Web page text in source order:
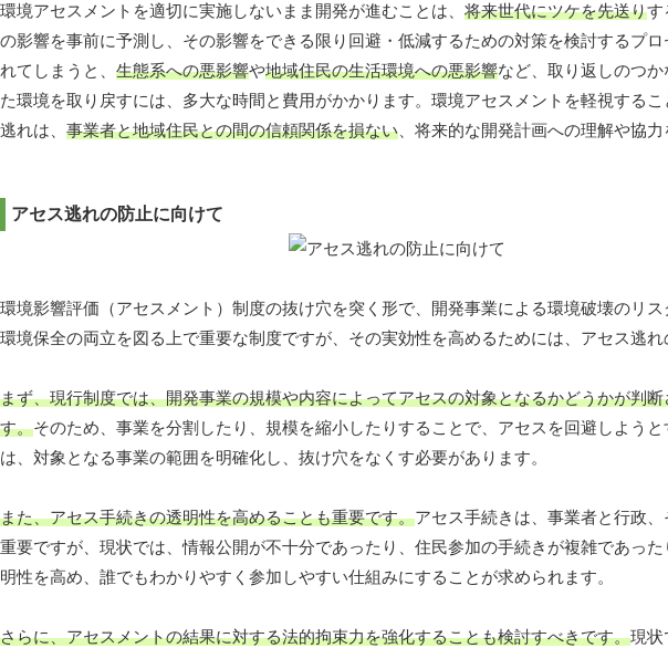
環境アセスメントを適切に実施しないまま開発が進むことは、 将来世代にツケを先送りす
の影響を事前に予測し、その影響をできる限り回避・低減するための対策を検討するプ
れてしまうと、 生態系への悪影響や地域住民の生活環境への悪影響など、取り返しのつ
た環境を取り戻すには、多大な時間と費用がかかります。環境アセスメントを軽視するこ
逃れは、 事業者と地域住民との間の信頼関係を損ない 、将来的な開発計画への理解や協
アセス逃れの防止に向けて
環境影響評価（アセスメント）制度の抜け穴を突く形で、開発事業による環境破壊のリ
環境保全の両立を図る上で重要な制度ですが、その実効性を高めるためには、アセス逃れ
まず、現行制度では、開発事業の規模や内容によってアセスの対象となるかどうかが判
す。そのため、事業を分割したり、規模を縮小したりすることで、アセスを回避しよう
は、対象となる事業の範囲を明確化し、抜け穴をなくす必要があります。
また、アセス手続きの透明性を高めることも重要です。アセス手続きは、事業者と行政
重要ですが、現状では、情報公開が不十分であったり、住民参加の手続きが複雑であっ
明性を高め、誰でもわかりやすく参加しやすい仕組みにすることが求められます。
さらに、アセスメントの結果に対する法的拘束力を強化することも検討すべきです。現状